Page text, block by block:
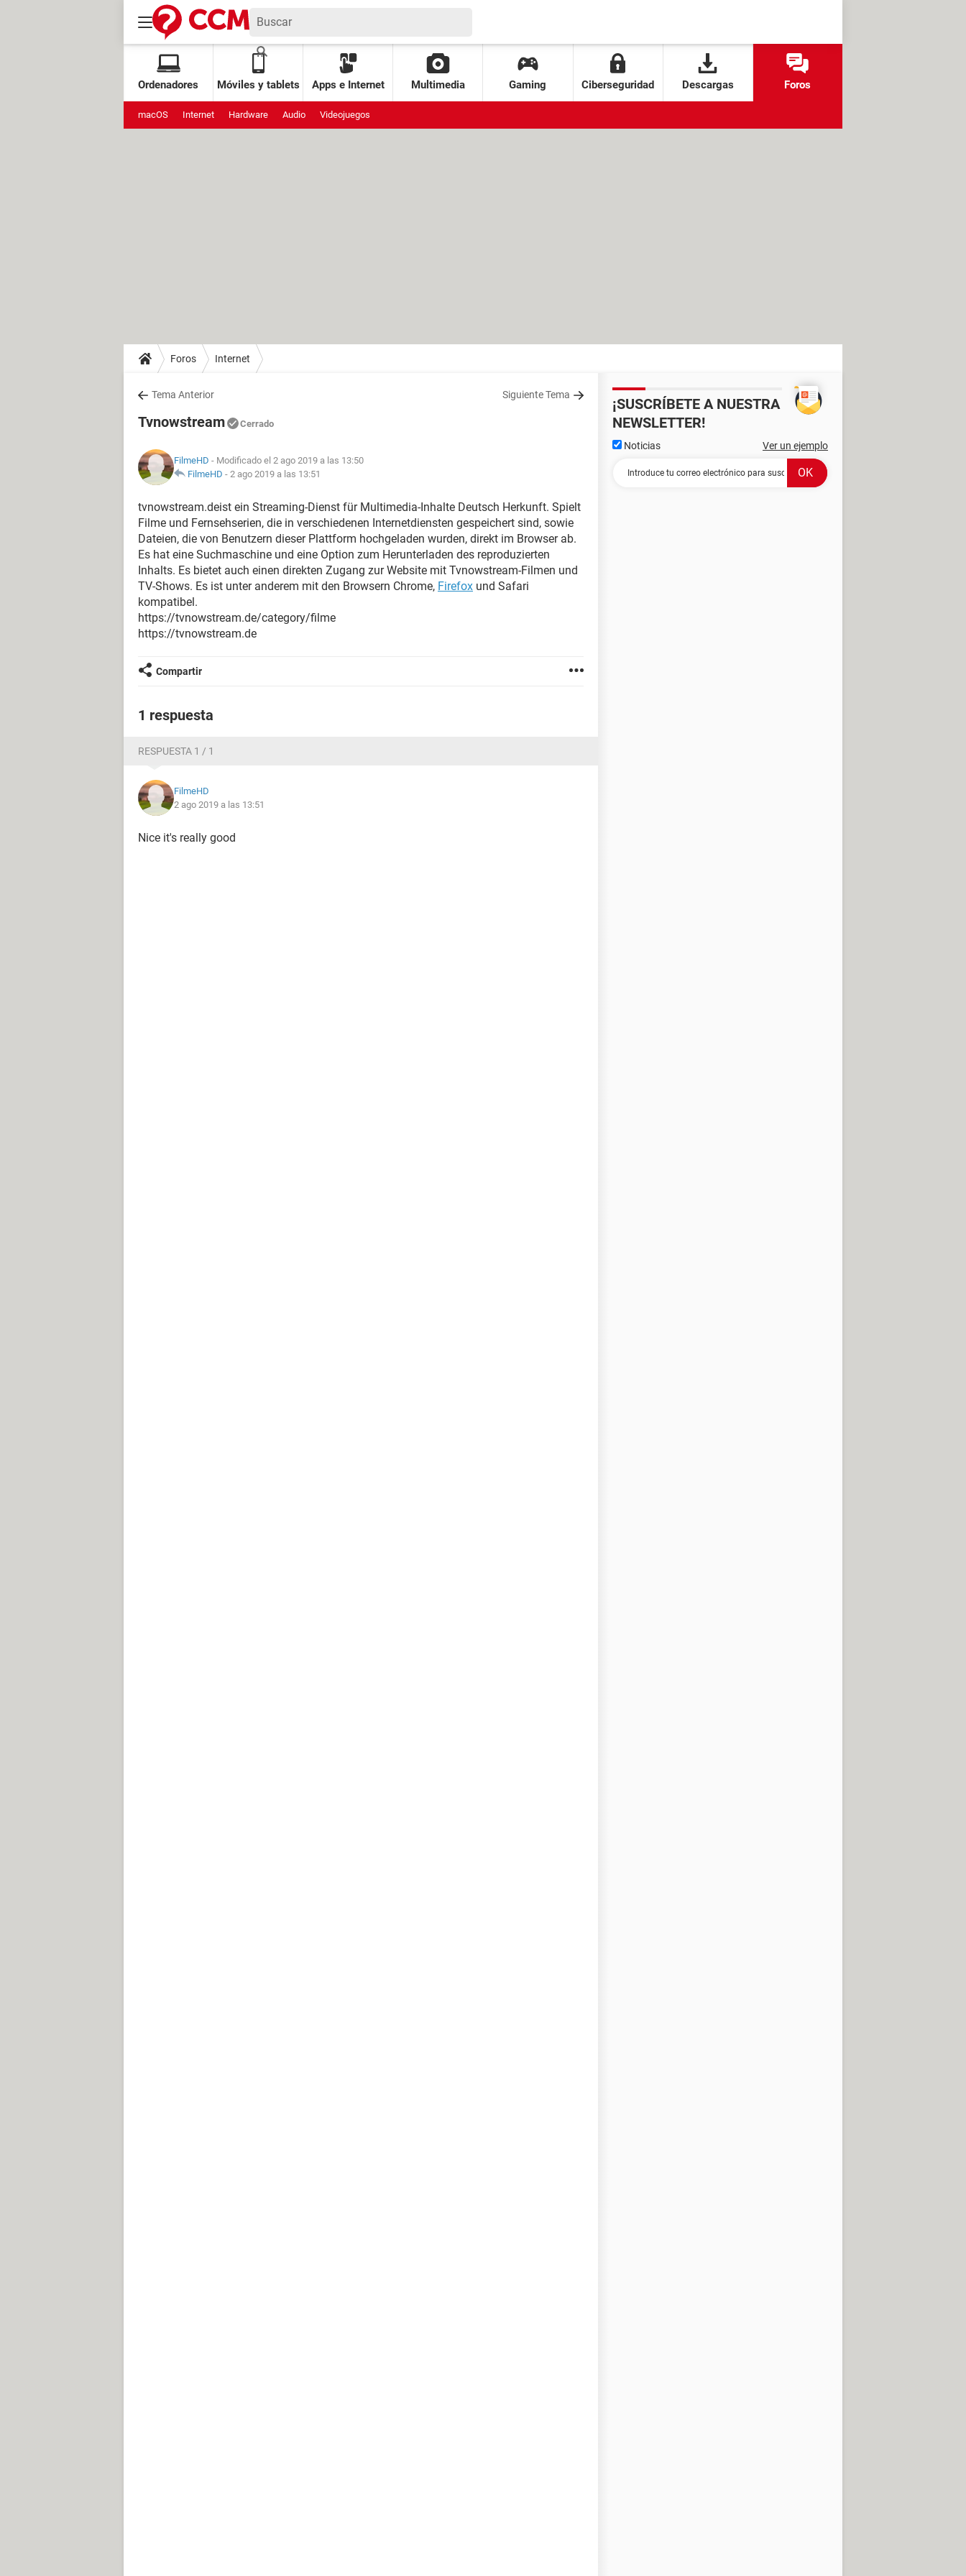
Ordenadores Móviles y tablets Apps e Internet Multimedia Gaming Ciberseguridad Descargas Foros
macOS Internet Hardware Audio Videojuegos
Foros Internet
Tema Anterior Siguiente Tema
Tvnowstream Cerrado
FilmeHD - Modificado el 2 ago 2019 a las 13:50
FilmeHD - 2 ago 2019 a las 13:51
tvnowstream.deist ein Streaming-Dienst für Multimedia-Inhalte Deutsch Herkunft. Spielt
Filme und Fernsehserien, die in verschiedenen Internetdiensten gespeichert sind, sowie
Dateien, die von Benutzern dieser Plattform hochgeladen wurden, direkt im Browser ab.
Es hat eine Suchmaschine und eine Option zum Herunterladen des reproduzierten
Inhalts. Es bietet auch einen direkten Zugang zur Website mit Tvnowstream-Filmen und
TV-Shows. Es ist unter anderem mit den Browsern Chrome, Firefox und Safari
kompatibel.
https://tvnowstream.de/category/filme
https://tvnowstream.de
Compartir
1 respuesta
RESPUESTA 1 / 1
FilmeHD
2 ago 2019 a las 13:51
Nice it's really good
¡SUSCRÍBETE A NUESTRA
NEWSLETTER!
Noticias Ver un ejemplo